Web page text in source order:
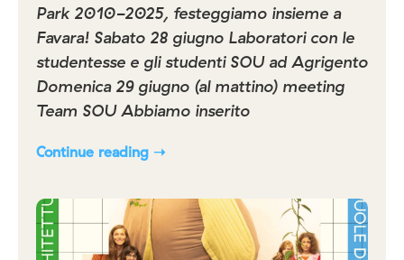
Park 2010-2025, festeggiamo insieme a
Favara! Sabato 28 giugno Laboratori con le
studentesse e gli studenti SOU ad Agrigento
Domenica 29 giugno (al mattino) meeting
Team SOU Abbiamo inserito
Continue reading ➝